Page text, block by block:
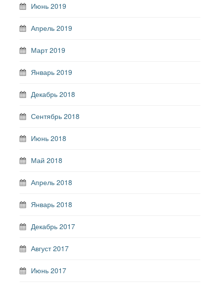
Июнь 2019
Апрель 2019
Март 2019
Январь 2019
Декабрь 2018
Сентябрь 2018
Июнь 2018
Май 2018
Апрель 2018
Январь 2018
Декабрь 2017
Август 2017
Июнь 2017